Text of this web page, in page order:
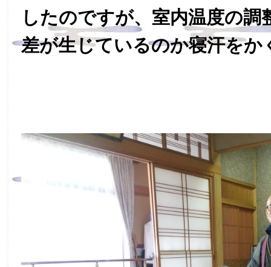
したのですが、室内温度の調
差が生じているのか寝汗をか